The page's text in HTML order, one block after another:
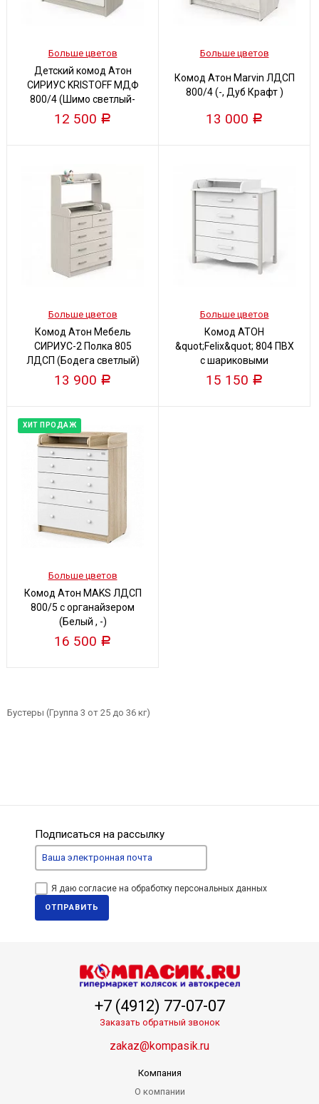
Больше цветов
Детский комод Атон
СИРИУС KRISTOFF МДФ
800/4 (Шимо светлый-
белый)
12 500 Р
Больше цветов
Комод Атон Marvin ЛДСП
800/4 (-, Дуб Крафт )
13 000 Р
Больше цветов
Комод Атон Мебель
СИРИУС-2 Полка 805
ЛДСП (Бодега светлый)
13 900 Р
Больше цветов
Комод АТОН
&quot;Felix&quot; 804 ПВХ
с шариковыми
направляющими (Белый,
15 150 Р
ХИТ ПРОДАЖ
Больше цветов
Комод Атон MAKS ЛДСП
800/5 с органайзером
(Белый , -)
16 500 Р
Бустеры (Группа 3 от 25 до 36 кг)
Подписаться на рассылку
Я даю согласие на обработку персональных данных
ОТПРАВИТЬ
+7 (4912) 77-07-07
Заказать обратный звонок
zakaz@kompasik.ru
Компания
О компании